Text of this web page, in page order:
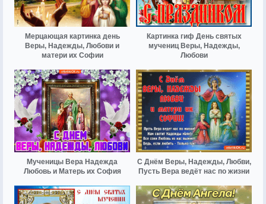
Мерцающая картинка день
Веры, Надежды, Любови и
матери их Софии
Картинка гиф День святых
мучениц Веры, Надежды,
Любови
Мученицы Вера Надежда
Любовь и Матерь их София
С Днём Веры, Надежды, Любви,
Пусть Вера ведёт нас по жизни